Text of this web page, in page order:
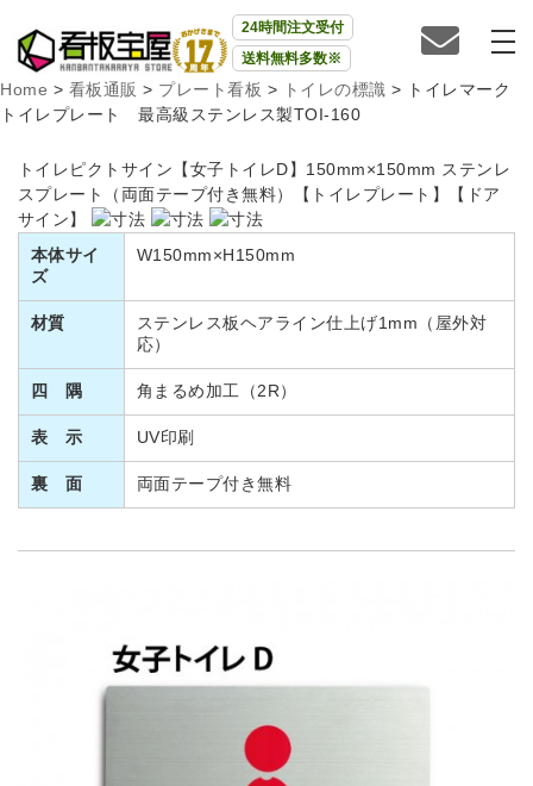
24時間注文受付
送料無料多数※
Home > 看板通販 > プレート看板 > トイレの標識 >
トイレマーク
トイレプレート 最高級ステンレス製TOI-160
トイレピクトサイン【女子トイレD】150mm×150mm ステンレ
スプレート（両面テープ付き無料）【トイレプレート】【ドア
サイン】
本体サイ
ズ
W150mm×H150mm
材質
ステンレス板ヘアライン仕上げ1mm（屋外対
応）
四 隅 角まるめ加工（2R）
表 示 UV印刷
裏 面 両面テープ付き無料